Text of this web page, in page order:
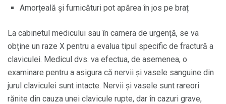
Amorțeală și furnicături pot apărea în jos pe braț
La cabinetul medicului sau în camera de urgență, se va
obține un raze X pentru a evalua tipul specific de fractură a
claviculei. Medicul dvs. va efectua, de asemenea, o
examinare pentru a asigura că nervii și vasele sanguine din
jurul claviculei sunt intacte. Nervii și vasele sunt rareori
rănite din cauza unei clavicule rupte, dar în cazuri grave,